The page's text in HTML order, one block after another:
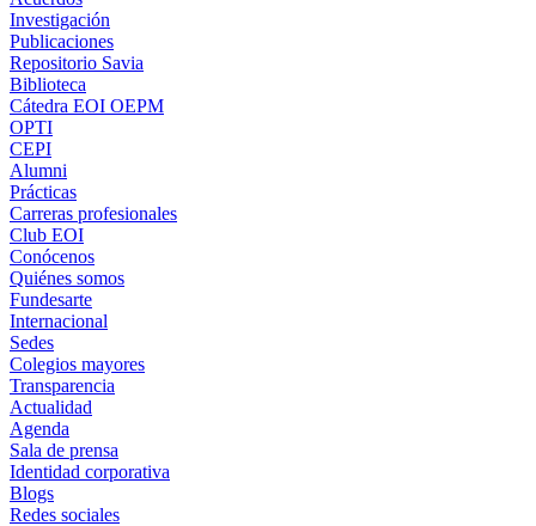
Investigación
Publicaciones
Repositorio Savia
Biblioteca
Cátedra EOI OEPM
OPTI
CEPI
Alumni
Prácticas
Carreras profesionales
Club EOI
Conócenos
Quiénes somos
Fundesarte
Internacional
Sedes
Colegios mayores
Transparencia
Actualidad
Agenda
Sala de prensa
Identidad corporativa
Blogs
Redes sociales